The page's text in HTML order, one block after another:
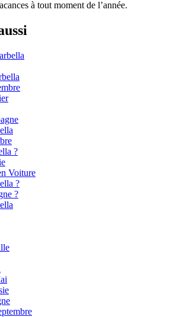
à tout moment de l’année.
?
Voiture
?
?